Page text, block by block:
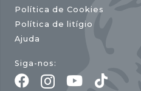
Política de Cookies
Política de litígio
Ajuda
Siga-nos: